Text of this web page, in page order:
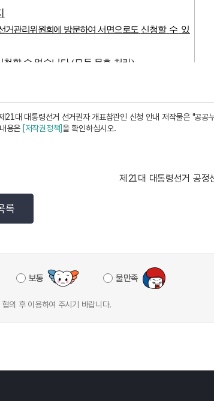
21대 대통령선거 선거권자 개표참관인 신청 안내 저작물은 "공공
용은 [저작권정책]을 확인하십시오.
록
보통 불만족
의 후 이용하여 주시기 바랍니다.